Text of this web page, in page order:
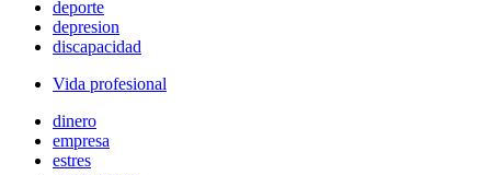
deporte
depresion
discapacidad
Vida profesional
dinero
empresa
estres